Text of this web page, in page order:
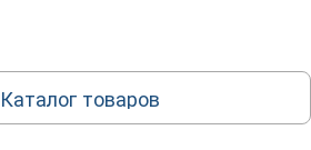
Каталог товаров